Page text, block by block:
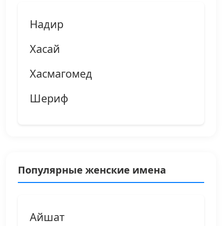
Надир
Хасай
Хасмагомед
Шериф
Популярные женские имена
Айшат